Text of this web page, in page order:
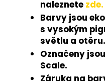
naleznete zde.
Barvy jsou
s vysokým
světlu a otěru.
Označeny
Scale.
Záruka na